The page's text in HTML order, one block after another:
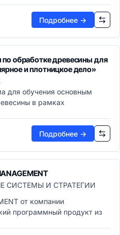
Подробнее →
обработке древесины для
и плотницкое дело»
для обучения основным
в рамках
Подробнее →
СИСТЕМЫ И СТРАТЕГИИ
от компании
программный продукт из